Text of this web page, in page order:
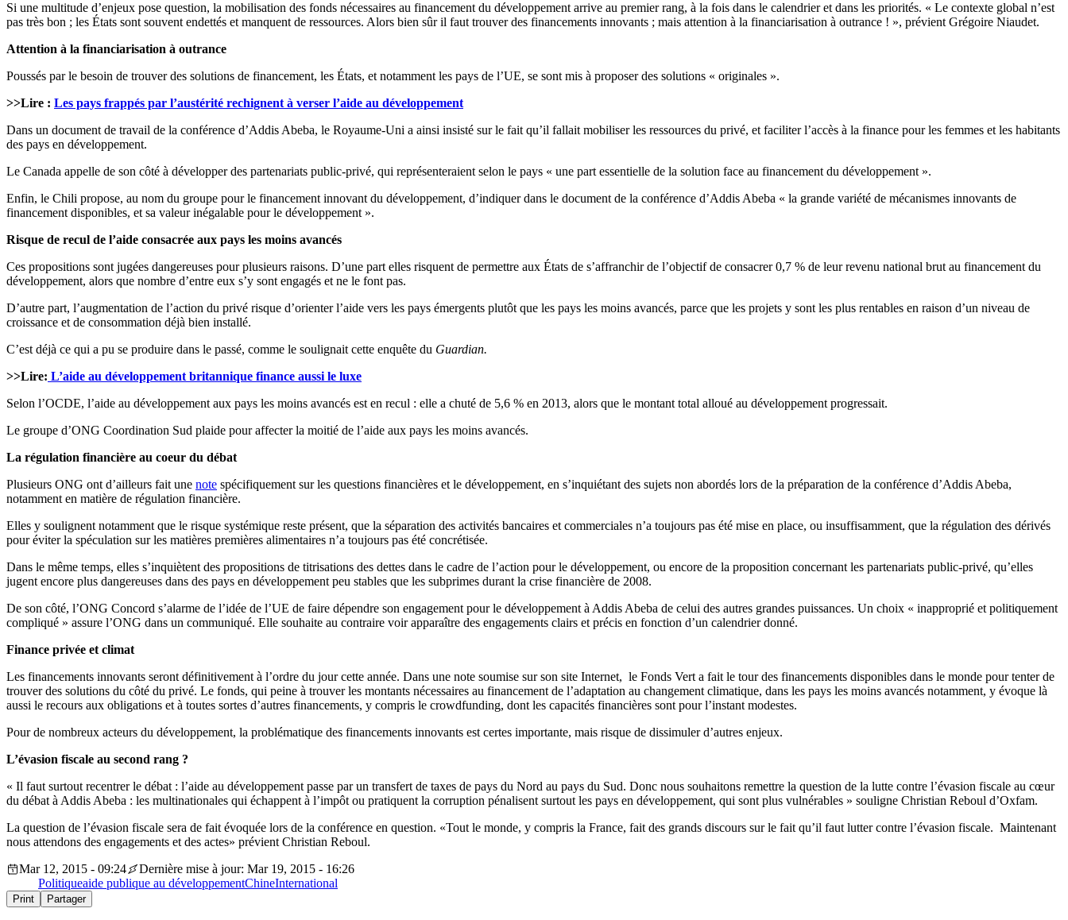
Si une multitude d’enjeux pose question, la mobilisation des fonds nécessaires au financement du développement arrive au premier rang, à la fois dans le calendrier et dans les priorités. « Le contexte global n’est
pas très bon ; les États sont souvent endettés et manquent de ressources. Alors bien sûr il faut trouver des financements innovants ; mais attention à la financiarisation à outrance ! », prévient Grégoire Niaudet.
Attention à la financiarisation à outrance
Poussés par le besoin de trouver des solutions de financement, les États, et notamment les pays de l’UE, se sont mis à proposer des solutions « originales ».
>>Lire : Les pays frappés par l’austérité rechignent à verser l’aide au développement
Dans un document de travail de la conférence d’Addis Abeba, le Royaume-Uni a ainsi insisté sur le fait qu’il fallait mobiliser les ressources du privé, et faciliter l’accès à la finance pour les femmes et les habitants
des pays en développement.
Le Canada appelle de son côté à développer des partenariats public-privé, qui représenteraient selon le pays « une part essentielle de la solution face au financement du développement ».
Enfin, le Chili propose, au nom du groupe pour le financement innovant du développement, d’indiquer dans le document de la conférence d’Addis Abeba « la grande variété de mécanismes innovants de
financement disponibles, et sa valeur inégalable pour le développement ».
Risque de recul de l’aide consacrée aux pays les moins avancés
Ces propositions sont jugées dangereuses pour plusieurs raisons. D’une part elles risquent de permettre aux États de s’affranchir de l’objectif de consacrer 0,7 % de leur revenu national brut au financement du
développement, alors que nombre d’entre eux s’y sont engagés et ne le font pas.
D’autre part, l’augmentation de l’action du privé risque d’orienter l’aide vers les pays émergents plutôt que les pays les moins avancés, parce que les projets y sont les plus rentables en raison d’un niveau de
croissance et de consommation déjà bien installé.
C’est déjà ce qui a pu se produire dans le passé, comme le soulignait cette enquête du Guardian.
>>Lire: L’aide au développement britannique finance aussi le luxe
Selon l’OCDE, l’aide au développement aux pays les moins avancés est en recul : elle a chuté de 5,6 % en 2013, alors que le montant total alloué au développement progressait.
Le groupe d’ONG Coordination Sud plaide pour affecter la moitié de l’aide aux pays les moins avancés.
La régulation financière au coeur du débat
Plusieurs ONG ont d’ailleurs fait une note spécifiquement sur les questions financières et le développement, en s’inquiétant des sujets non abordés lors de la préparation de la conférence d’Addis Abeba,
notamment en matière de régulation financière.
Elles y soulignent notamment que le risque systémique reste présent, que la séparation des activités bancaires et commerciales n’a toujours pas été mise en place, ou insuffisamment, que la régulation des dérivés
pour éviter la spéculation sur les matières premières alimentaires n’a toujours pas été concrétisée.
Dans le même temps, elles s’inquiètent des propositions de titrisations des dettes dans le cadre de l’action pour le développement, ou encore de la proposition concernant les partenariats public-privé, qu’elles
jugent encore plus dangereuses dans des pays en développement peu stables que les subprimes durant la crise financière de 2008.
De son côté, l’ONG Concord s’alarme de l’idée de l’UE de faire dépendre son engagement pour le développement à Addis Abeba de celui des autres grandes puissances. Un choix « inapproprié et politiquement
compliqué » assure l’ONG dans un communiqué. Elle souhaite au contraire voir apparaître des engagements clairs et précis en fonction d’un calendrier donné.
Finance privée et climat
Les financements innovants seront définitivement à l’ordre du jour cette année. Dans une note soumise sur son site Internet, le Fonds Vert a fait le tour des financements disponibles dans le monde pour tenter de
trouver des solutions du côté du privé. Le fonds, qui peine à trouver les montants nécessaires au financement de l’adaptation au changement climatique, dans les pays les moins avancés notamment, y évoque là
aussi le recours aux obligations et à toutes sortes d’autres financements, y compris le crowdfunding, dont les capacités financières sont pour l’instant modestes.
Pour de nombreux acteurs du développement, la problématique des financements innovants est certes importante, mais risque de dissimuler d’autres enjeux.
L’évasion fiscale au second rang ?
« Il faut surtout recentrer le débat : l’aide au développement passe par un transfert de taxes de pays du Nord au pays du Sud. Donc nous souhaitons remettre la question de la lutte contre l’évasion fiscale au cœur
du débat à Addis Abeba : les multinationales qui échappent à l’impôt ou pratiquent la corruption pénalisent surtout les pays en développement, qui sont plus vulnérables » souligne Christian Reboul d’Oxfam.
La question de l’évasion fiscale sera de fait évoquée lors de la conférence en question. «Tout le monde, y compris la France, fait des grands discours sur le fait qu’il faut lutter contre l’évasion fiscale. Maintenant
nous attendons des engagements et des actes» prévient Christian Reboul.
Mar 12, 2015 - 09:24
Dernière mise à jour: Mar 19, 2015 - 16:26
Politiqueaide publique au développementChineInternational
Print Partager